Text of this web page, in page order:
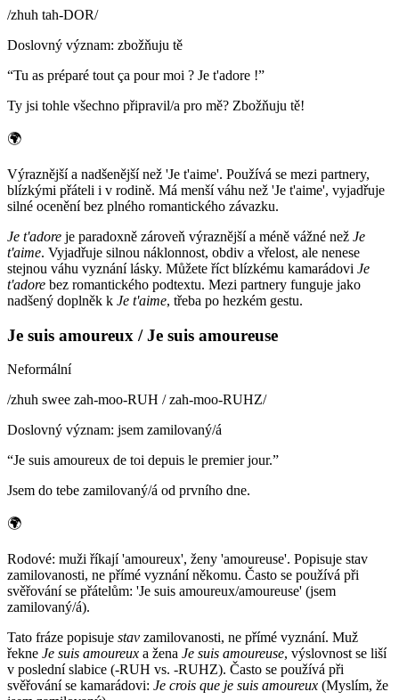
/zhuh tah-DOR/
Doslovný význam: zbožňuju tě
“Tu as préparé tout ça pour moi ? Je t'adore !”
Ty jsi tohle všechno připravil/a pro mě? Zbožňuju tě!
🌍
Výraznější a nadšenější než 'Je t'aime'. Používá se mezi partnery,
blízkými přáteli i v rodině. Má menší váhu než 'Je t'aime', vyjadřuje
silné ocenění bez plného romantického závazku.
Je t'adore je paradoxně zároveň výraznější a méně vážné než Je
t'aime. Vyjadřuje silnou náklonnost, obdiv a vřelost, ale nenese
stejnou váhu vyznání lásky. Můžete říct blízkému kamarádovi Je
t'adore bez romantického podtextu. Mezi partnery funguje jako
nadšený doplněk k Je t'aime, třeba po hezkém gestu.
Je suis amoureux / Je suis amoureuse
Neformální
/zhuh swee zah-moo-RUH / zah-moo-RUHZ/
Doslovný význam: jsem zamilovaný/á
“Je suis amoureux de toi depuis le premier jour.”
Jsem do tebe zamilovaný/á od prvního dne.
🌍
Rodové: muži říkají 'amoureux', ženy 'amoureuse'. Popisuje stav
zamilovanosti, ne přímé vyznání někomu. Často se používá při
svěřování se přátelům: 'Je suis amoureux/amoureuse' (jsem
zamilovaný/á).
Tato fráze popisuje stav zamilovanosti, ne přímé vyznání. Muž
řekne Je suis amoureux a žena Je suis amoureuse, výslovnost se liší
v poslední slabice (-RUH vs. -RUHZ). Často se používá při
svěřování se kamarádovi: Je crois que je suis amoureux (Myslím, že